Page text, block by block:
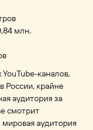
млн.
каналов,
России, крайне
аудитория за
смотрит
мировая аудитория